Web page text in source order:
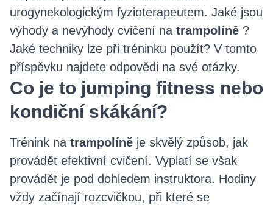
urogynekologickým fyzioterapeutem. Jaké jsou
výhody a nevýhody cvičení na trampolíně ?
Jaké techniky lze při tréninku použít? V tomto
příspěvku najdete odpovědi na své otázky.
Co je to jumping fitness nebo
kondiční skákání?
Trénink na trampolíně je skvělý způsob, jak
provádět efektivní cvičení. Vyplatí se však
provádět je pod dohledem instruktora. Hodiny
vždy začínají rozcvičkou, při které se